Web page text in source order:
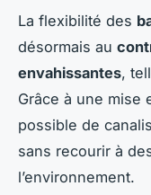
La flexibilité des
désormais au
envahissantes,
Grâce à une
possible de
sans recourir à
l’environnement.